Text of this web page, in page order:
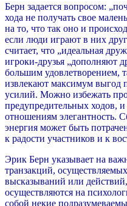
Берн задается вопросом:
хода не получать свое
на то, что так оно и
если люди играют в них
считает, что „идеальная
игроки-друзья „дополняют
большим удовлетворением,
извлекают максимум выгод
усилий. Можно избежать
предупредительных ходов,
отношениям элегантность.
энергия может быть
к радости участников и к
Эрик Берн указывает на
транзакций,
высказываний или
осуществляются на
собой некие